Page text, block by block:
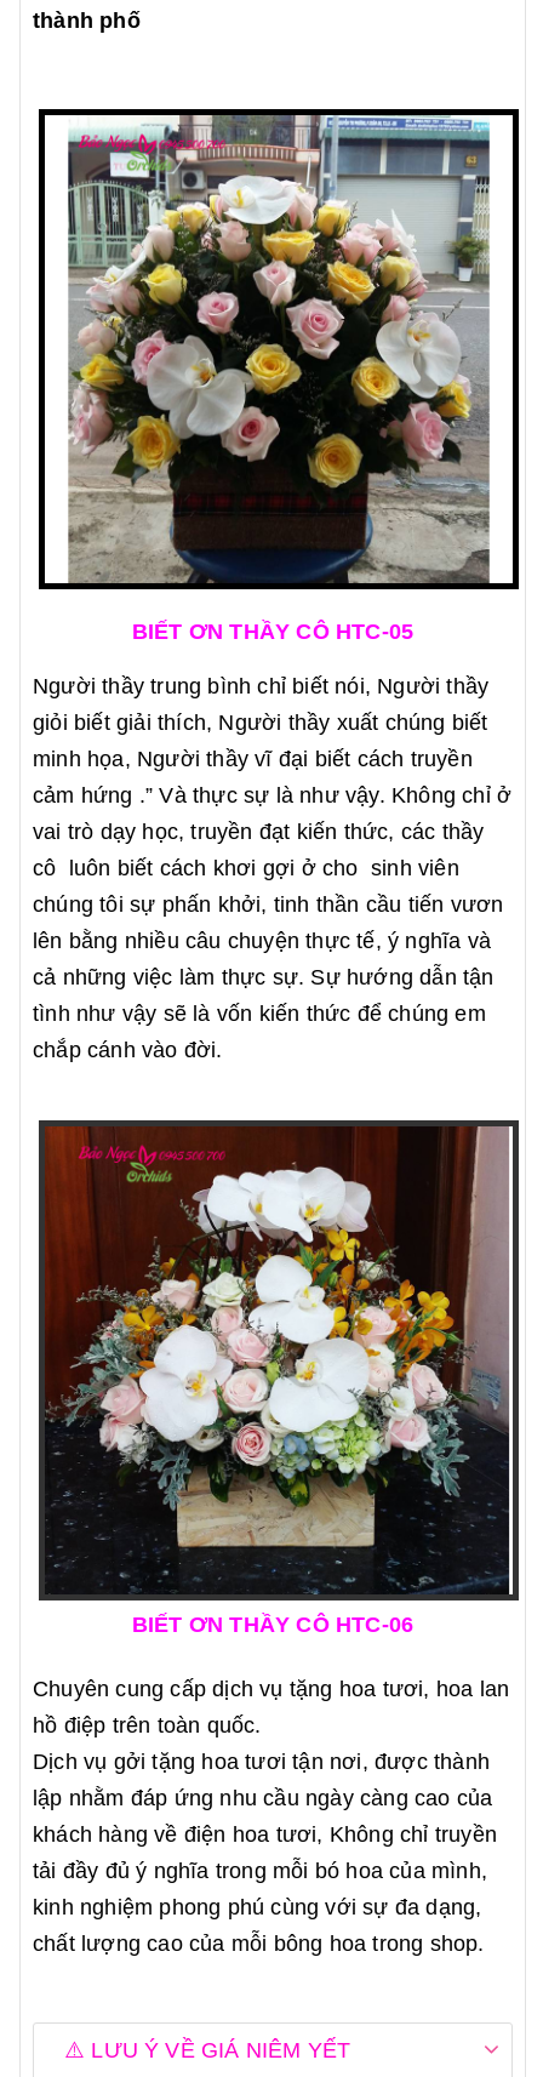
thành phố
BIẾT ƠN THẦY CÔ HTC-05
Người thầy trung bình chỉ biết nói, Người thầy
giỏi biết giải thích, Người thầy xuất chúng biết
minh họa, Người thầy vĩ đại biết cách truyền
cảm hứng .” Và thực sự là như vậy. Không chỉ ở
vai trò dạy học, truyền đạt kiến thức, các thầy
cô
luôn biết cách khơi gợi ở cho sinh viên
chúng tôi sự phấn khởi, tinh thần cầu tiến vươn
lên bằng nhiều câu chuyện thực tế, ý nghĩa và
cả những việc làm thực sự. Sự hướng dẫn tận
tình như vậy sẽ là vốn kiến thức để chúng em
chắp cánh vào đời.
BIẾT ƠN THẦY CÔ HTC-06
Chuyên cung cấp dịch vụ tặng hoa tươi, hoa lan
hồ điệp trên toàn quốc.
Dịch vụ gởi tặng hoa tươi tận nơi, được thành
lập nhằm đáp ứng nhu cầu ngày càng cao của
khách hàng về điện hoa tươi, Không chỉ truyền
tải đầy đủ ý nghĩa trong mỗi bó hoa của mình,
kinh nghiệm phong phú cùng với sự đa dạng,
chất lượng cao của mỗi bông hoa trong shop.
⚠️ LƯU Ý VỀ GIÁ NIÊM YẾT